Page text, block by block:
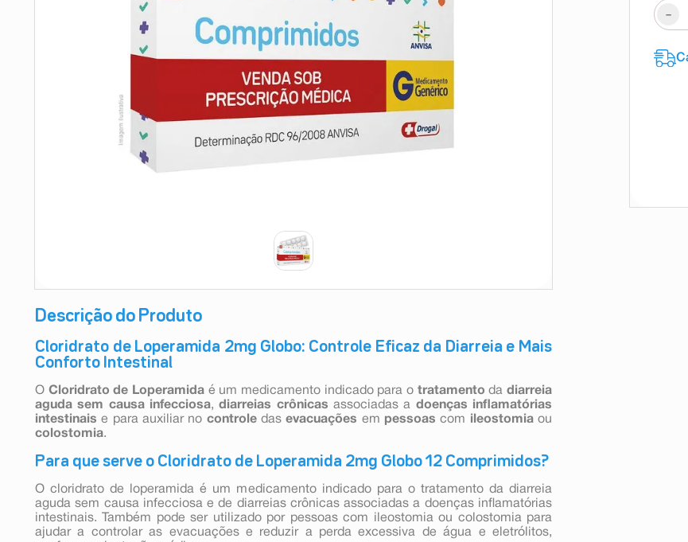
Descrição do Produto
Cloridrato de Loperamida 2mg Globo: Controle Eficaz da Diarreia e Mais
Conforto Intestinal
O Cloridrato de Loperamida é um medicamento indicado para o tratamento dadiarreia
aguda sem causa infecciosa,diarreias crônicas associadas a doenças inflamatórias
intestinais e para auxiliar no controledasevacuações em pessoas com ileostomiaou
colostomia.
Para que serve o Cloridrato de Loperamida 2mg Globo 12 Comprimidos?
O cloridrato de loperamida é um medicamento indicado para o tratamento da diarreia
aguda sem causa infecciosa e de diarreias crônicas associadas a doenças inflamatórias
intestinais. Também pode ser utilizado por pessoas com ileostomia ou colostomia para
ajudar a controlar as evacuações e reduzir a perda excessiva de água e eletrólitos,
-
10ºabsorvente